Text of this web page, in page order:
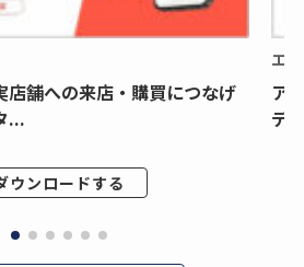
店舗への来店・購買につなげ
...
ウンロードする
エ
ア
デ